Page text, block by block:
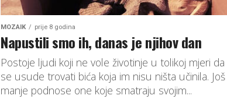
MOZAIK prije 8 godina
Napustili smo ih, danas je njihov dan
Postoje ljudi koji ne vole životinje u tolikoj mjeri da
se usude trovati bića koja im nisu ništa učinila. Još
manje podnose one koje smatraju svojim...